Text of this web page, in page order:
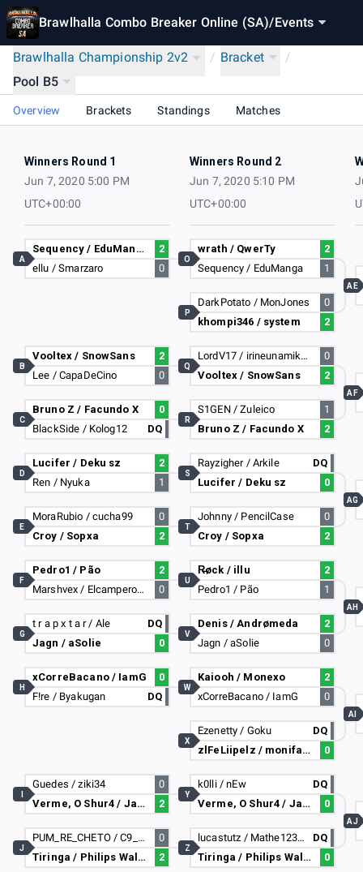
Brawlhalla Combo Breaker Online (SA)/Events
Brawlhalla Championship 2v2 / Bracket
/
Pool B5
Overview Brackets Standings Matches
Winners Round 1
Jun 7, 2020 5:00 PM
UTC+00:00
Winners Round 2
Jun 7, 2020 5:10 PM
UTC+00:00
Sequency / EduManga
2
ellu / Smarzaro
0
A
Vooltex / SnowSans
2
Lee / CapaDeCino
0
B
Bruno Z / Facundo X
0
BlackSide / Kolog12
DQ
C
Lucifer / Deku sz
2
Ren / Nyuka
1
D
MoraRubio / cucha99
0
Croy / Sopxa
2
E
Pedro1 / Pão
2
Marshvex / Elcampero132
0
F
t r a p x t a r / Ale
DQ
Jagn / aSolie
0
G
xCorreBacano / IamG
0
F!re / Byakugan
DQ
H
Guedes / ziki34
0
Verme, O Shur4 / Jaum
2
PUM_RE_CHETO / C9_y5n
0
Tiringa / Philips Walita 2000
2
J
wrath / QwerTy
2
Sequency / EduManga
1
O
DarkPotato / MonJones
0
khompi346 / system
2
P
LordV17 / irineunamik4z3r7
0
Vooltex / SnowSans
2
Q
S1GEN / Zuleico
1
Bruno Z / Facundo X
2
R
Rayzigher / Arkile
DQ
Lucifer / Deku sz
0
S
Johnny / PencilCase
0
Croy / Sopxa
2
T
R̶øck / illu
2
Pedro1 / Pão
1
U
Denis / Andrømeda
2
Jagn / aSolie
0
V
Kaiooh / Monexo
2
xCorreBacano / IamG
0
W
Ezenetty / Goku
DQ
zlFeLiipelz / monifacio11
0
X
k0lli / nEw
DQ
Verme, O Shur4 / Jaum
0
Y
lucastutz / Mathe1234568
DQ
Tiringa / Philips Walita 2000
0
Z
AE
AF
AG
AH
AI
AJ